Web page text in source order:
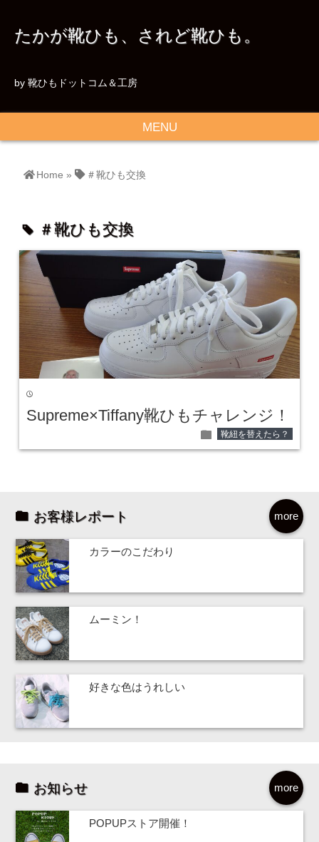
たかが靴ひも、されど靴ひも。
by 靴ひもドットコム＆工房
MENU
Home » ＃靴ひも交換
tag ＃靴ひも交換
time
Supreme×Tiffany靴ひもチャレンジ！
folder 靴紐を替えたら？
more
お客様レポート
カラーのこだわり
ムーミン！
好きな色はうれしい
more
お知らせ
POPUPストア開催！